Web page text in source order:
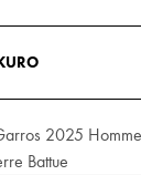
2025 Homme
Battue